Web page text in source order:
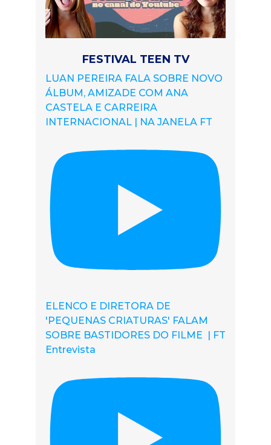
FESTIVAL TEEN TV
LUAN PEREIRA FALA SOBRE NOVO
ÁLBUM, AMIZADE COM ANA
CASTELA E CARREIRA
INTERNACIONAL | NA JANELA FT
ELENCO E DIRETORA DE
'PEQUENAS CRIATURAS' FALAM
SOBRE BASTIDORES DO FILME | FT
Entrevista